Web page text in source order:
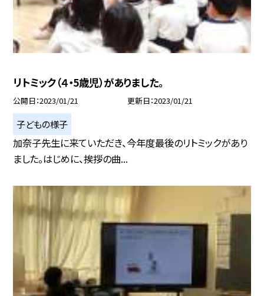
リトミック（４・5歳児）がありました。
公開日 2023/01/21 更新日 2023/01/21
子どもの様子
加奈子先生に来ていただき、今年度最後のリトミックがあり
ました。はじめに、挨拶の曲...